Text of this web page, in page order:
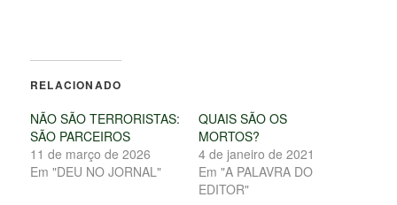
RELACIONADO
NÃO SÃO TERRORISTAS:
SÃO PARCEIROS
11 de março de 2026
Em "DEU NO JORNAL"
QUAIS SÃO OS
MORTOS?
4 de janeiro de 2021
Em "A PALAVRA DO
EDITOR"